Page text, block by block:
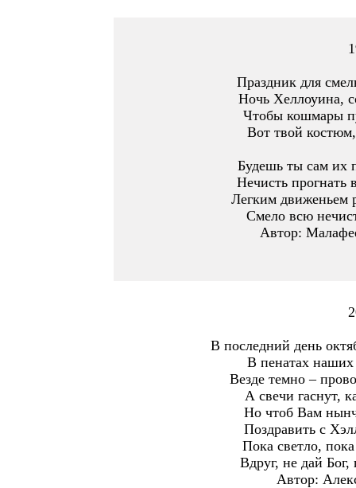
Праздник для
Ночь Хеллоуина,
Чтобы кошмары
Вот твой
Будешь ты сам их
Нечисть прогнать
Легким движеньем
Смело всю
Автор:
В последний день
В пенатах наших
Везде темно –
А свечи гаснут,
Но чтоб Вам
Поздравить с
Пока светло,
Вдруг, не дай
Автор: